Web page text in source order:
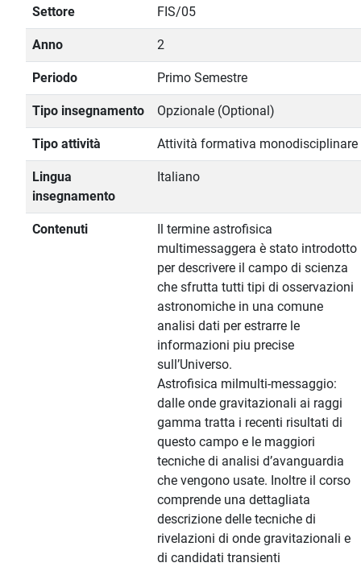
Settore FIS/05
Anno 2
Periodo Primo Semestre
Tipo insegnamento Opzionale (Optional)
Tipo attività Attività formativa monodisciplinare
Lingua
insegnamento
Italiano
Contenuti
Il termine astrofisica
multimessaggera è stato introdotto
per descrivere il campo di scienza
che sfrutta tutti tipi di osservazioni
astronomiche in una comune
analisi dati per estrarre le
informazioni piu precise
sull’Universo.
Astrofisica milmulti-messaggio:
dalle onde gravitazionali ai raggi
gamma tratta i recenti risultati di
questo campo e le maggiori
tecniche di analisi d’avanguardia
che vengono usate. Inoltre il corso
comprende una dettagliata
descrizione delle tecniche di
rivelazioni di onde gravitazionali e
di candidati transienti